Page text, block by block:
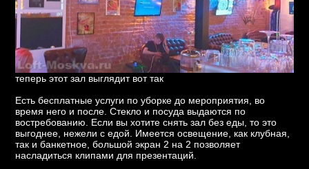
теперь этот зал выглядит вот так
Есть бесплатные услуги по уборке до мероприятия, во
время него и после. Стекло и посуда выдаются по
востребованию. Если вы хотите снять зал без еды, то это
выгоднее, нежели с едой. Имеется освещение, как клубная,
так и банкетное, большой экран 2 на 2 позволяет
насладиться клипами для презентаций.